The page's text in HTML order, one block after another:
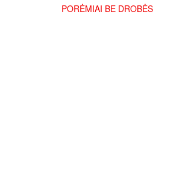
PORĖMIAI BE DROBĖS